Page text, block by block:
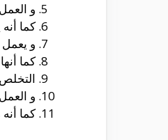
و
كما
و
كما
و
كما